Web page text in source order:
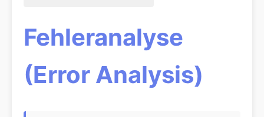
Fehleranalyse
(Error Analysis)